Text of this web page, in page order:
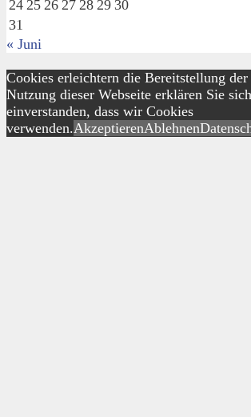
24 25 26 27 28 29 30
31
« Juni
Cookies erleichtern die Bereitstellung
Nutzung dieser Webseite erklären Sie
einverstanden, dass wir Cookies
verwenden.AkzeptierenAblehnen